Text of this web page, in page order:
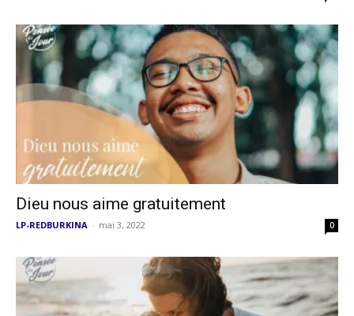
Dieu nous aime gratuitement
LP-REDBURKINA - mai 3, 2022 0